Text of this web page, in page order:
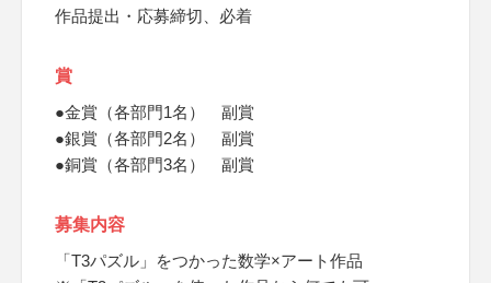
作品提出・応募締切、必着
賞
●金賞（各部門1名） 副賞
●銀賞（各部門2名） 副賞
●銅賞（各部門3名） 副賞
募集内容
「T3パズル」をつかった数学×アート作品